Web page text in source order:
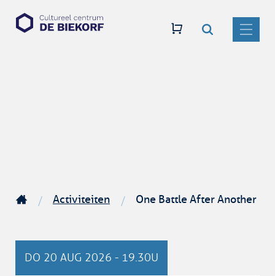
CC
MENU
Activiteiten One Battle After Another
DO 20 AUG 2026 - 19.30U